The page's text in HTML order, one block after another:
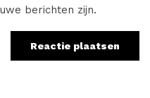
berichten zijn.